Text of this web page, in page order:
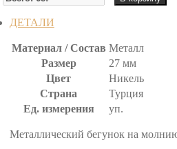
БЕГУНОК
(10
шт)
ДЕТАЛИ
Материал / Состав Металл
Размер
27 мм
Цвет
Никель
Страна
Турция
Ед. измерения
уп.
Металлический бегунок на